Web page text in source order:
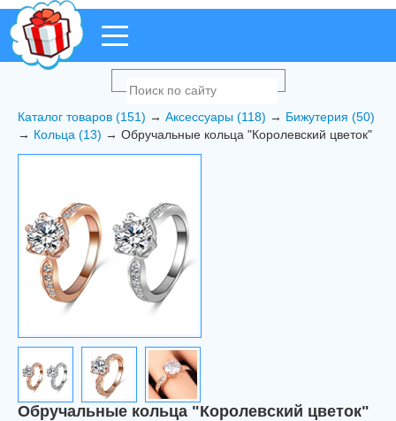
Каталог товаров (151) → Аксессуары (118) → Бижутерия (50)
→ Кольца (13) → Обручальные кольца "Королевский цветок"
Обручальные кольца "Королевский цветок"